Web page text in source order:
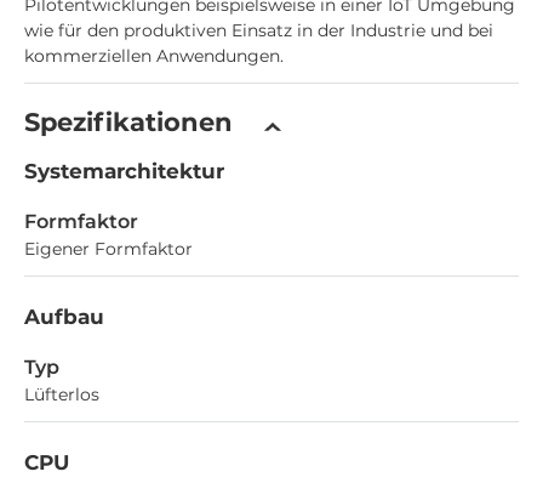
Pilotentwicklungen beispielsweise in einer IoT Umgebung
wie für den produktiven Einsatz in der Industrie und bei
kommerziellen Anwendungen.
Spezifikationen
Systemarchitektur
Formfaktor
Eigener Formfaktor
Aufbau
Typ
Lüfterlos
CPU